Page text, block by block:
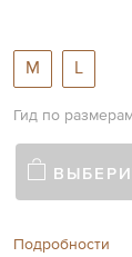
M L
Гид по
Подробности